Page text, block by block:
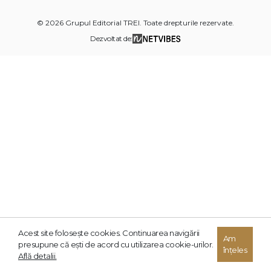
© 2026 Grupul Editorial TREI. Toate drepturile rezervate.
Dezvoltat de:
Acest site foloseşte cookies. Continuarea navigării
presupune că eşti de acord cu utilizarea cookie-urilor.
Află detalii.
Am
înțeles